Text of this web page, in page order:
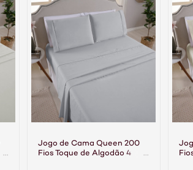
Jogo de Cama Queen 200
Fios Toque de Algodão 4